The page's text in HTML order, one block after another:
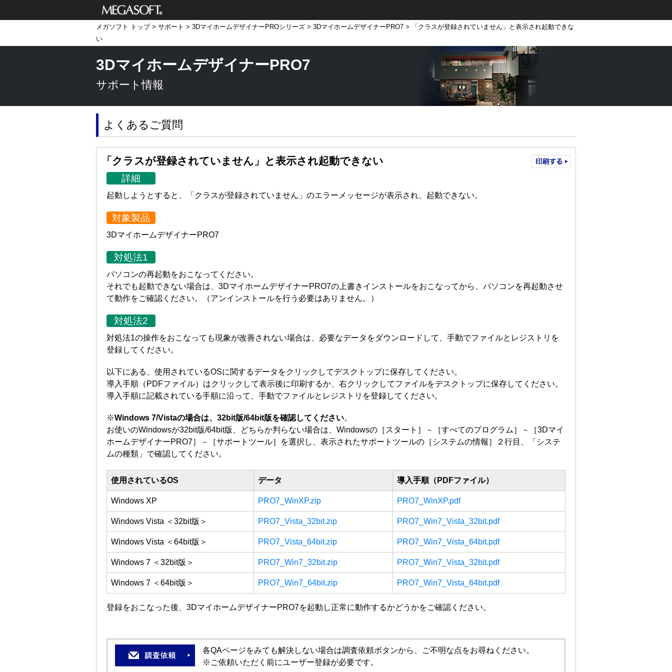
メガソフト株式
メガソフト トップ> サポート > 3DマイホームデザイナーPROシリーズ > 3DマイホームデザイナーPRO7 > 「クラスが登録されていません」と表示され起動できな
い
3DマイホームデザイナーPRO7
サポート情報
よくあるご質問
「クラスが登録されていません」と表示され起動できない
詳細
起動しようとすると、「クラスが登録されていません」のエラーメッセージが表示され、起動できない。
対象製品
3DマイホームデザイナーPRO7
対処法1
パソコンの再起動をおこなってください。
それでも起動できない場合は、3DマイホームデザイナーPRO7の上書きインストールをおこなってから、パソコンを再起動させ
て動作をご確認ください。（アンインストールを行う必要はありません。）
対処法2
対処法1の操作をおこなっても現象が改善されない場合は、必要なデータをダウンロードして、手動でファイルとレジストリを
登録してください。
以下にある、使用されているOSに関するデータをクリックしてデスクトップに保存してください。
導入手順（PDFファイル）はクリックして表示後に印刷するか、右クリックしてファイルをデスクトップに保存してください。
導入手順に記載されている手順に沿って、手動でファイルとレジストリを登録してください。
※Windows 7/Vistaの場合は、32bit版/64bit版を確認してください。
お使いのWindowsが32bit版/64bit版、どちらか判らない場合は、Windowsの［スタート］－［すべてのプログラム］－［3Dマイ
ホームデザイナーPRO7］－［サポートツール］を選択し、表示されたサポートツールの［システムの情報］２行目、「システ
ムの種類」で確認してください。
使用されているOS データ 導入手順（PDFファイル）
Windows XP PRO7_WinXP.zip PRO7_WinXP.pdf
Windows Vista ＜32bit版＞ PRO7_Vista_32bit.zip PRO7_Win7_Vista_32bit.pdf
Windows Vista ＜64bit版＞ PRO7_Vista_64bit.zip PRO7_Win7_Vista_64bit.pdf
Windows 7 ＜32bit版＞ PRO7_Win7_32bit.zip PRO7_Win7_Vista_32bit.pdf
Windows 7 ＜64bit版＞ PRO7_Win7_64bit.zip PRO7_Win7_Vista_64bit.pdf
登録をおこなった後、3DマイホームデザイナーPRO7を起動し正常に動作するかどうかをご確認ください。
各QAページをみても解決しない場合は調査依頼ボタンから、ご不明な点をお尋ねください。
※ご依頼いただく前にユーザー登録が必要です。